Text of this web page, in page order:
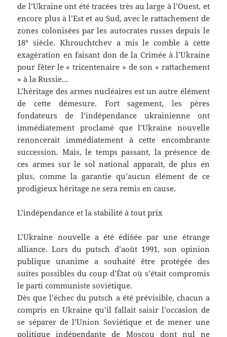
de l’Ukraine ont été tracées très au large à l’Ouest, et
encore plus à l’Est et au Sud, avec le rattachement de
zones colonisées par les autocrates russes depuis le
18° siècle. Khrouchtchev a mis le comble à cette
exagération en faisant don de la Crimée à l’Ukraine
pour fêter le « tricentenaire » de son « rattachement
» à la Russie…
L’héritage des armes nucléaires est un autre élément
de cette démesure. Fort sagement, les pères
fondateurs de l’indépendance ukrainienne ont
immédiatement proclamé que l’Ukraine nouvelle
renoncerait immédiatement à cette encombrante
succession. Mais, le temps passant, la présence de
ces armes sur le sol national apparaît, de plus en
plus, comme la garantie qu’aucun élément de ce
prodigieux héritage ne sera remis en cause.
L’indépendance et la stabilité à tout prix
L’Ukraine nouvelle a été édiﬁée par une étrange
alliance. Lors du putsch d’août 1991, son opinion
publique unanime a souhaité être protégée des
suites possibles du coup d’État où s’était compromis
le parti communiste soviétique.
Dès que l’échec du putsch a été prévisible, chacun a
compris en Ukraine qu’il fallait saisir l’occasion de
se séparer de l’Union Soviétique et de mener une
politique indépendante de Moscou dont nul ne